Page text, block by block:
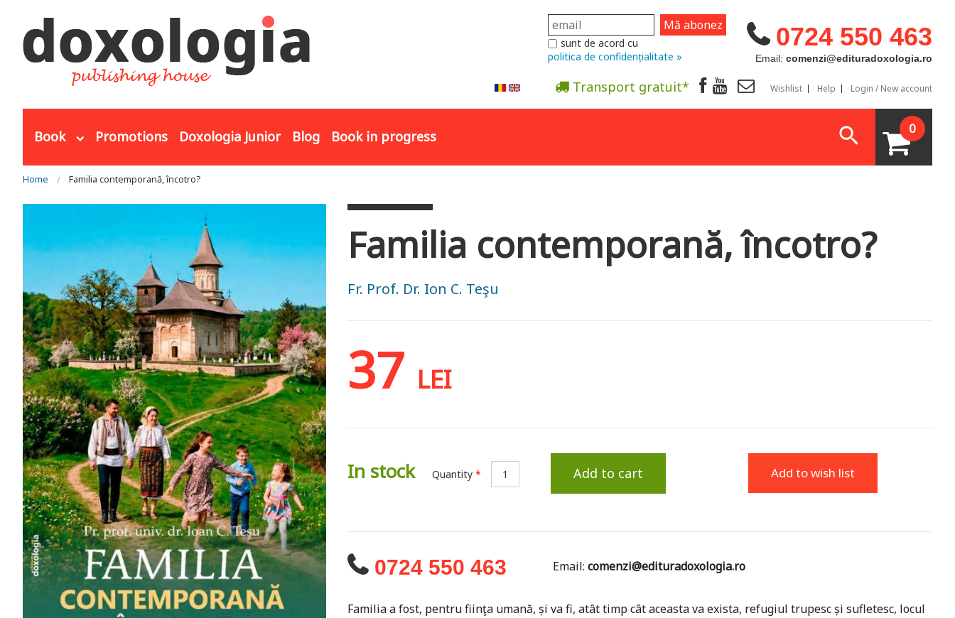
0724 550 463
Email: comenzi@edituradoxologia.ro
sunt de acord cu
politica de confidențialitate »
Transport gratuit* Wishlist Help Login / New account
Book Promotions Doxologia Junior Blog Book in progress 0
You are here
Home Familia contemporană, încotro?
Familia contemporană, încotro?
Fr. Prof. Dr. Ion C. Teşu
37 LEI
In stock Quantity * Add to cart Add to wish list
0724 550 463 Email:comenzi@edituradoxologia.ro
Familia a fost, pentru fiinţa umană, și va fi, atât timp cât aceasta va exista, refugiul trupesc și sufletesc, locul